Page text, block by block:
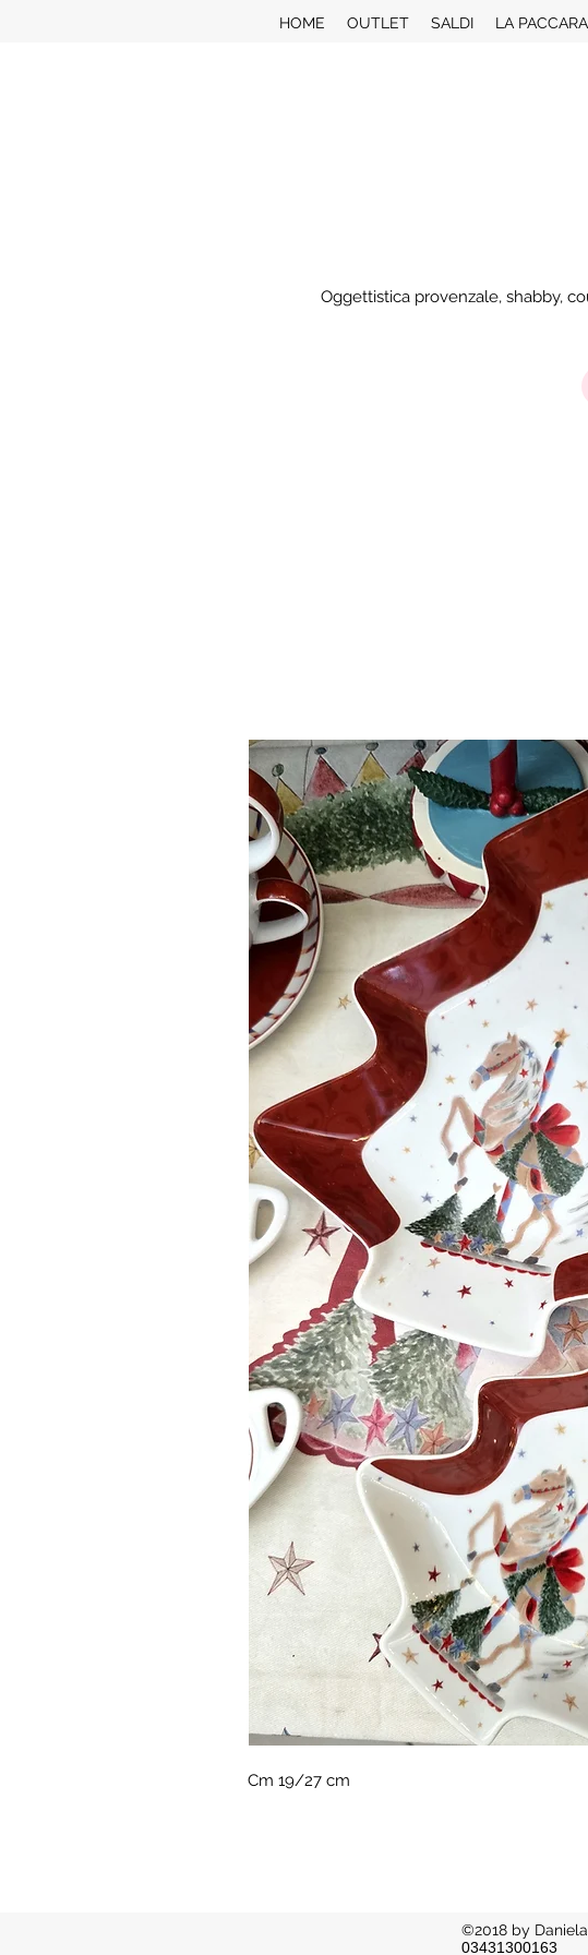
HOME OUTLET SALDI LA PACCARA
Oggettistica provenzale, shabby,
Cm 19/27 cm
©2018 by
03431300163